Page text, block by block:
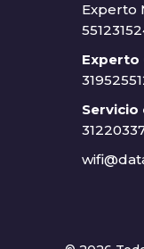
Experto
Experto
Servicio